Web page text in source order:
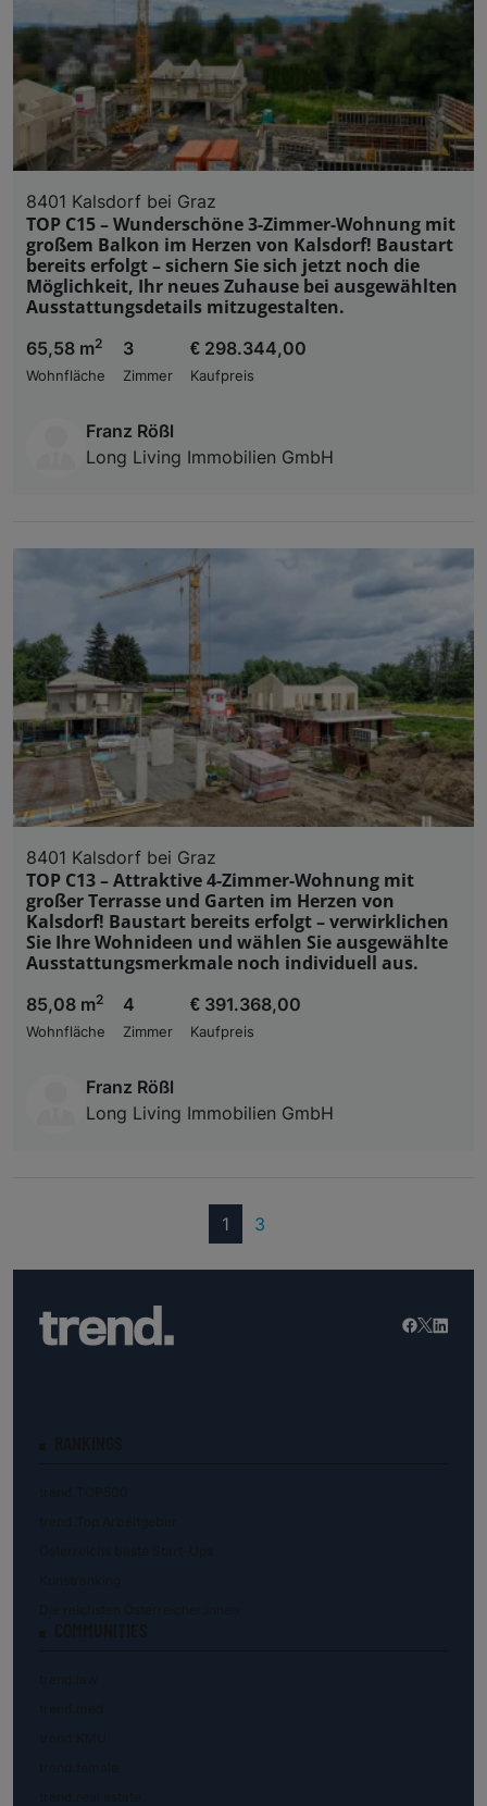
8401 Kalsdorf bei Graz
TOP C15 – Wunderschöne 3-Zimmer-Wohnung mit
großem Balkon im Herzen von Kalsdorf! Baustart
bereits erfolgt – sichern Sie sich jetzt noch die
Möglichkeit, Ihr neues Zuhause bei ausgewählten
Ausstattungsdetails mitzugestalten.
65,58 m2
Wohnfläche
3
Zimmer
€ 298.344,00
Kaufpreis
Franz Rößl
Long Living Immobilien GmbH
8401 Kalsdorf bei Graz
TOP C13 – Attraktive 4-Zimmer-Wohnung mit
großer Terrasse und Garten im Herzen von
Kalsdorf! Baustart bereits erfolgt – verwirklichen
Sie Ihre Wohnideen und wählen Sie ausgewählte
Ausstattungsmerkmale noch individuell aus.
85,08 m2
Wohnfläche
4
Zimmer
€ 391.368,00
Kaufpreis
Franz Rößl
Long Living Immobilien GmbH
1 (current)
3